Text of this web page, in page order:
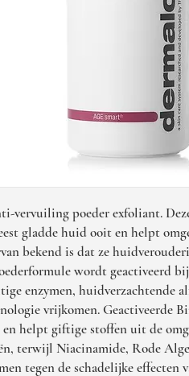
vervuiling poeder exfoliant.
gladde huid ooit en helpt
bekend is dat ze
wordt geactiveerd
enzymen, huidverzachtende
vrijkomen. Geactiveerde
helpt giftige stoffen uit de
terwijl Niacinamide, Rode
tegen de schadelijke effecten